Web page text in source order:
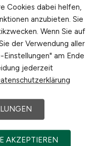
bei der
die wichtigsten
Bewerbern
Spezialisten
besonders
wie strukturiert
welche
Cookies dabei helfen,
anzubieten. Sie
Wenn Sie auf
der Verwendung aller
am Ende
jederzeit
AKZEPTIEREN